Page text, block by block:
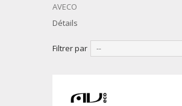
AVECO
Détails
Filtrer par --